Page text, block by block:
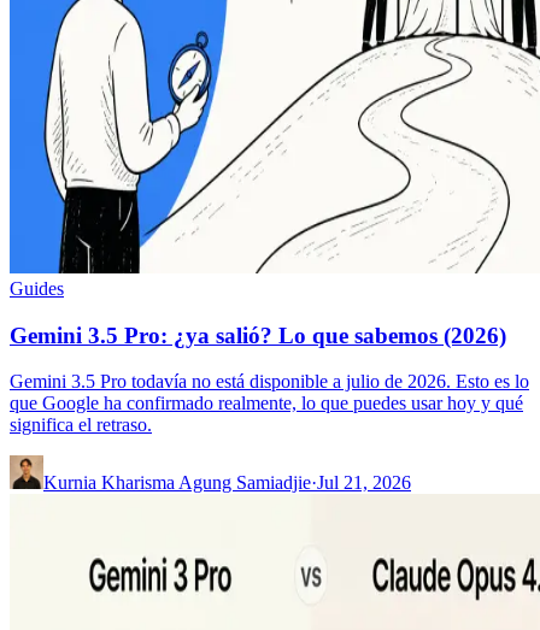
Guides
Gemini 3.5 Pro: ¿ya salió? Lo que sabemos (2026)
Gemini 3.5 Pro todavía no está disponible a julio de 2026. Esto es lo
que Google ha confirmado realmente, lo que puedes usar hoy y qué
significa el retraso.
Kurnia Kharisma Agung Samiadjie·Jul 21, 2026